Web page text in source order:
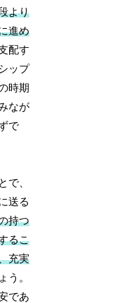
より
進め
配す
ップ
時期
なが
で
で、
送る
持つ
るこ
充実
う。
であ